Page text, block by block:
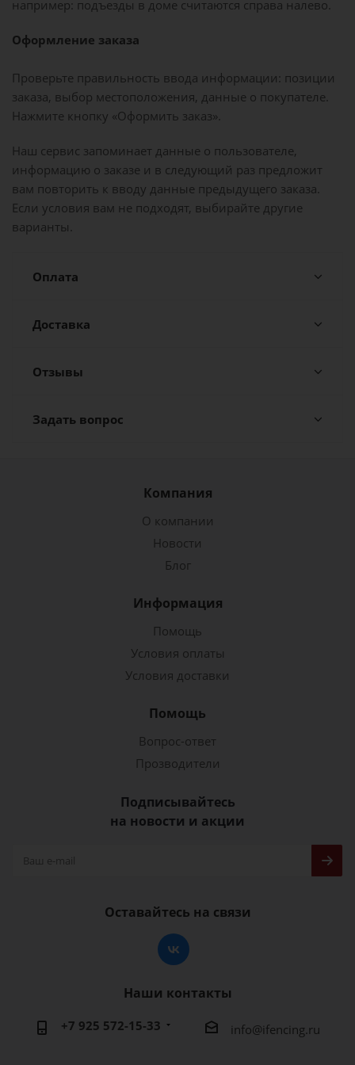
например: подъезды в доме считаются справа налево.
Оформление заказа
Проверьте правильность ввода информации: позиции
заказа, выбор местоположения, данные о покупателе.
Нажмите кнопку «Оформить заказ».
Наш сервис запоминает данные о пользователе,
информацию о заказе и в следующий раз предложит
вам повторить к вводу данные предыдущего заказа.
Если условия вам не подходят, выбирайте другие
варианты.
Оплата
Доставка
Отзывы
Задать вопрос
Компания
О компании
Новости
Блог
Информация
Помощь
Условия оплаты
Условия доставки
Помощь
Вопрос-ответ
Прозводители
Подписывайтесь
на новости и акции
Оставайтесь на связи
Наши контакты
+7 925 572-15-33 info@ifencing.ru